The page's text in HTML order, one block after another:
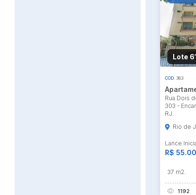
Habilite-se
Lote
COD. 383
Rua Dois
303 -
RJ.
Rio de
Lance
R$
37 m2.
1192